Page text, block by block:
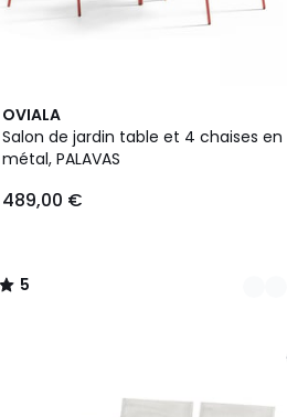
OVIALA
Salon de jardin table et 4 chaises en
métal, PALAVAS
489,00 €
5
/
5
7
Couleurs
5
/